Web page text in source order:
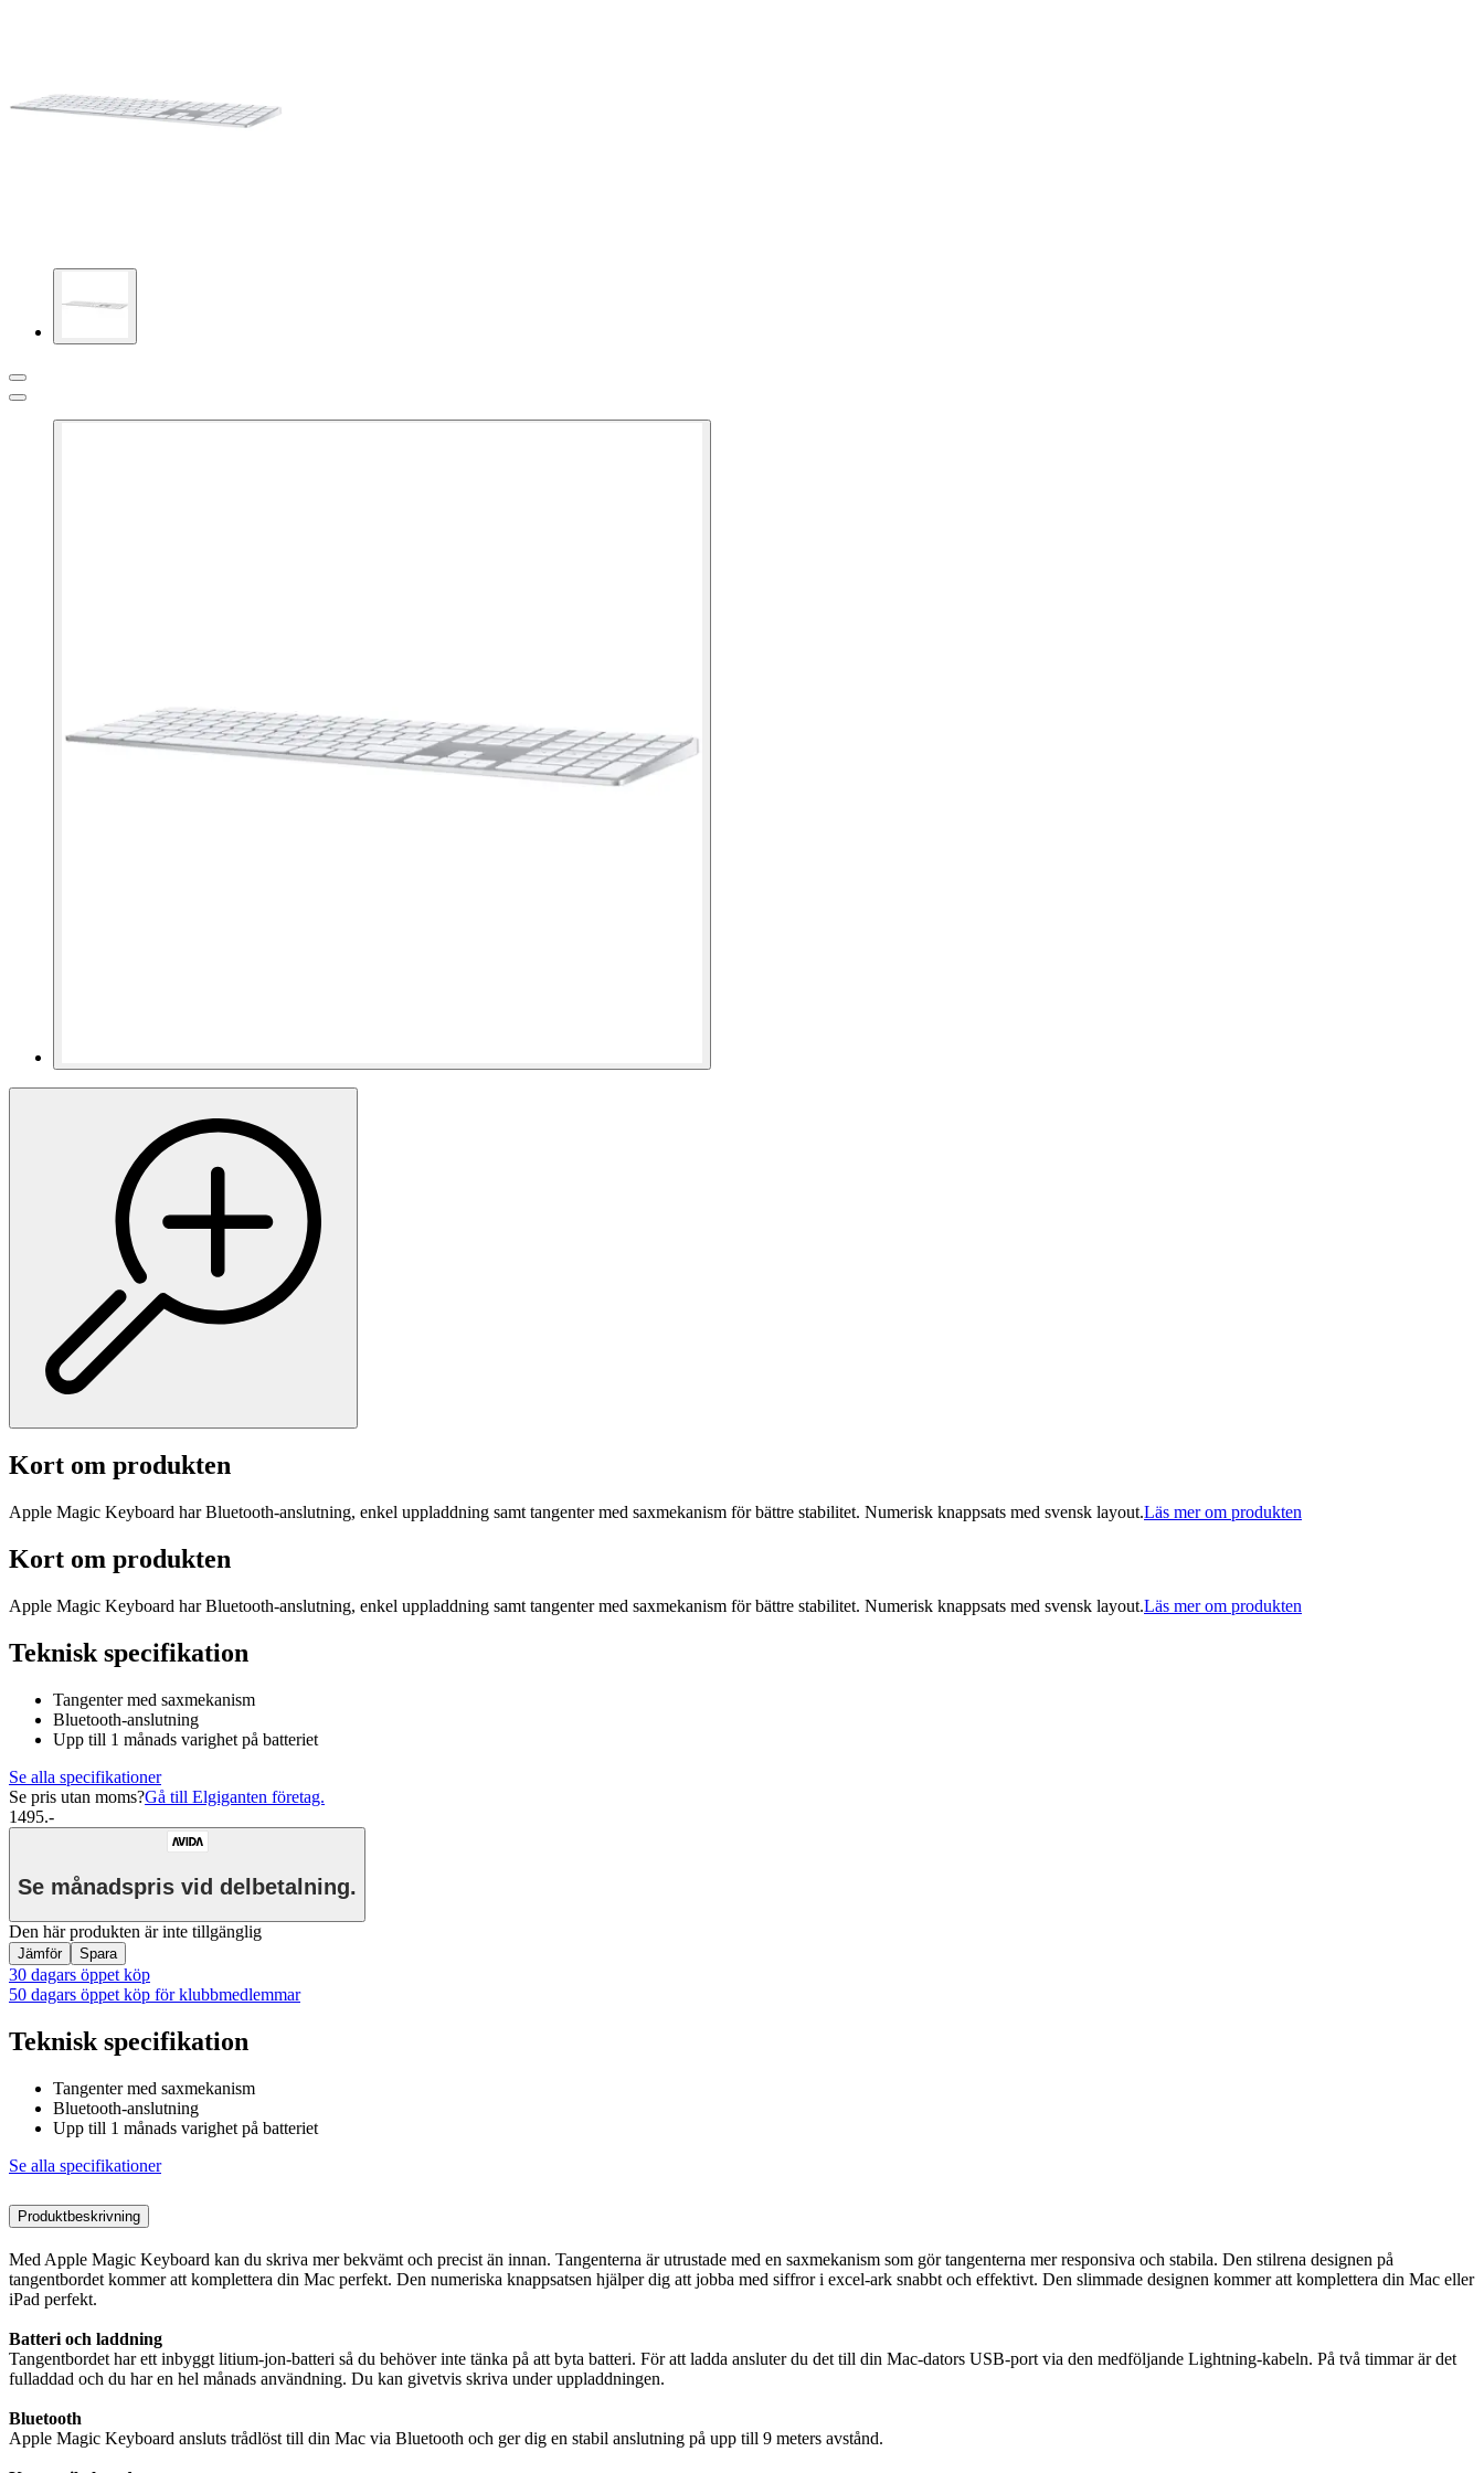
Kort om produkten
Apple Magic Keyboard har Bluetooth-anslutning, enkel uppladdning samt tangenter med saxmekanism för bättre stabilitet. Numerisk knappsats med svensk layout.Läs mer om produkten
Kort om produkten
Apple Magic Keyboard har Bluetooth-anslutning, enkel uppladdning samt tangenter med saxmekanism för bättre stabilitet. Numerisk knappsats med svensk layout.Läs mer om produkten
Teknisk specifikation
Tangenter med saxmekanism
Bluetooth-anslutning
Upp till 1 månads varighet på batteriet
Se alla specifikationer
Se pris utan moms?Gå till Elgiganten företag.
1495.-
Se månadspris vid delbetalning.
Den här produkten är inte tillgänglig
Jämför Spara
30 dagars öppet köp
50 dagars öppet köp för klubbmedlemmar
Teknisk specifikation
Tangenter med saxmekanism
Bluetooth-anslutning
Upp till 1 månads varighet på batteriet
Se alla specifikationer
Produktbeskrivning
Med Apple Magic Keyboard kan du skriva mer bekvämt och precist än innan. Tangenterna är utrustade med en saxmekanism som gör tangenterna mer responsiva och stabila. Den stilrena designen på
tangentbordet kommer att komplettera din Mac perfekt. Den numeriska knappsatsen hjälper dig att jobba med siffror i excel-ark snabbt och effektivt. Den slimmade designen kommer att komplettera din Mac eller
iPad perfekt.
Batteri och laddning
Tangentbordet har ett inbyggt litium-jon-batteri så du behöver inte tänka på att byta batteri. För att ladda ansluter du det till din Mac-dators USB-port via den medföljande Lightning-kabeln. På två timmar är det
fulladdad och du har en hel månads användning. Du kan givetvis skriva under uppladdningen.
Bluetooth
Apple Magic Keyboard ansluts trådlöst till din Mac via Bluetooth och ger dig en stabil anslutning på upp till 9 meters avstånd.